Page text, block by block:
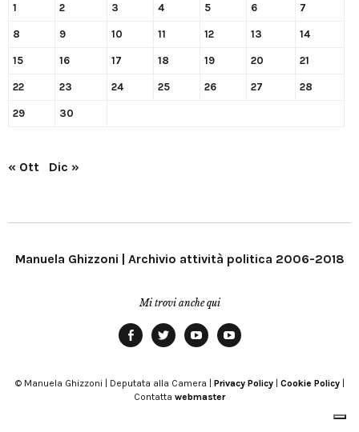
1 2 3 4 5 6 7
8 9 10 11 12 13 14
15 16 17 18 19 20 21
22 23 24 25 26 27 28
29 30
« Ott Dic »
Manuela Ghizzoni | Archivio attività politica 2006-2018
Mi trovi anche qui
Modena
© Manuela Ghizzoni | Deputata alla Camera | Privacy Policy| Cookie Policy|
Contatta webmaster